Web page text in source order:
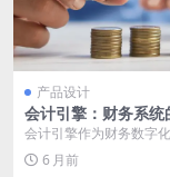
产品设计
会计引擎：财务系统
脏”与”沉默的罗盘”
会计引擎作为财务数字
脏，正从后台走向核心战
仅是业务语言与会计语...
6 月前